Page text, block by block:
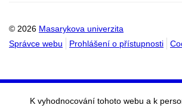
© 2026 Masarykova univerzita
Správce webu
Prohlášení o přístupnosti
K vyhodnocování tohoto webu a k